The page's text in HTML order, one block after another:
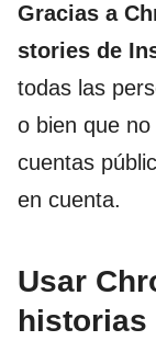
Gracias a
stories de
todas las
o bien que
cuentas
en cuenta.
Usar
historias